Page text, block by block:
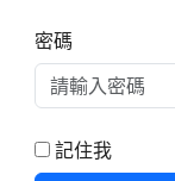
密碼
記住我